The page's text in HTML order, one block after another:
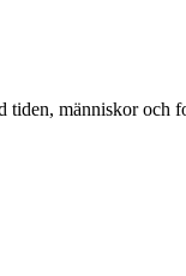
människor